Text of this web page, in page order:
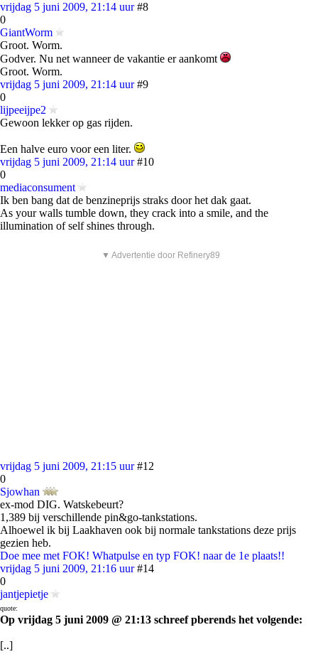
vrijdag 5 juni 2009, 21:14 uur #8
0
GiantWorm
Groot. Worm.
Godver. Nu net wanneer de vakantie er aankomt
Groot. Worm.
vrijdag 5 juni 2009, 21:14 uur #9
0
lijpeeijpe2
Gewoon lekker op gas rijden.
Een halve euro voor een liter.
vrijdag 5 juni 2009, 21:14 uur #10
0
mediaconsument
Ik ben bang dat de benzineprijs straks door het dak gaat.
As your walls tumble down, they crack into a smile, and the
illumination of self shines through.
▼ Advertentie door Refinery89
vrijdag 5 juni 2009, 21:15 uur #12
0
Sjowhan
ex-mod DIG. Watskebeurt?
1,389 bij verschillende pin&go-tankstations.
Alhoewel ik bij Laakhaven ook bij normale tankstations deze prijs
gezien heb.
Doe mee met FOK! Whatpulse en typ FOK! naar de 1e plaats!!
vrijdag 5 juni 2009, 21:16 uur #14
0
jantjepietje
quote:
Op vrijdag 5 juni 2009 @ 21:13 schreef pberends het volgende:
[..]